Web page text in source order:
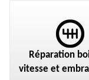
Réparation
vitesse et